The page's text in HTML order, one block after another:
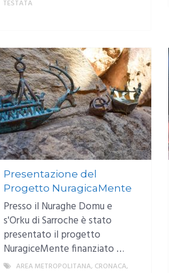
TESTATA
Presentazione del
Progetto NuragicaMente
Presso il Nuraghe Domu e
s'Orku di Sarroche è stato
presentato il progetto
NuragiceMente finanziato …
AREA METROPOLITANA, CRONACA,